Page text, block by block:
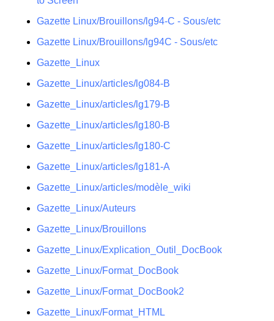
Gazette Linux/Brouillons/lg94-C - Sous/etc
Gazette Linux/Brouillons/lg94C - Sous/etc
Gazette_Linux
Gazette_Linux/articles/lg084-B
Gazette_Linux/articles/lg179-B
Gazette_Linux/articles/lg180-B
Gazette_Linux/articles/lg180-C
Gazette_Linux/articles/lg181-A
Gazette_Linux/articles/modèle_wiki
Gazette_Linux/Auteurs
Gazette_Linux/Brouillons
Gazette_Linux/Explication_Outil_DocBook
Gazette_Linux/Format_DocBook
Gazette_Linux/Format_DocBook2
Gazette_Linux/Format_HTML